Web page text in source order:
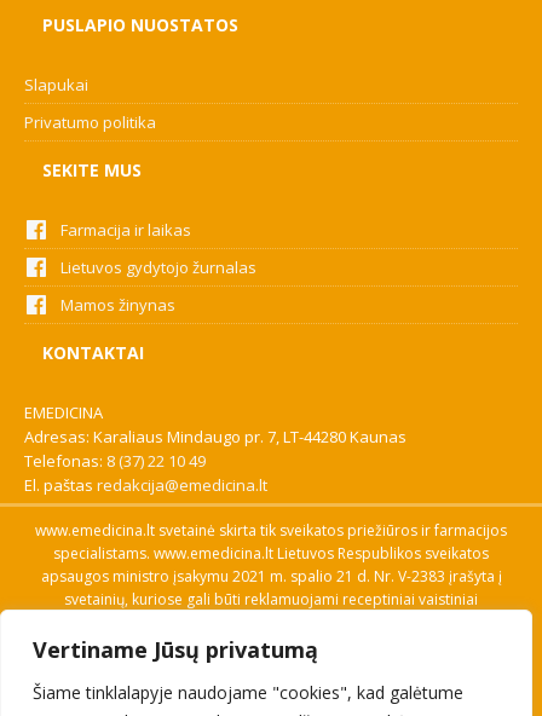
Vertiname Jūsų privatumą
Šiame tinklalapyje naudojame "cookies", kad galėtume
PUSLAPIO NUOSTATOS
Slapukai
Privatumo politika
SEKITE MUS
Farmacija ir laikas
Lietuvos gydytojo žurnalas
Mamos žinynas
KONTAKTAI
EMEDICINA
Adresas: Karaliaus Mindaugo pr. 7, LT-44280 Kaunas
Telefonas: 8 (37) 22 10 49
El. paštas redakcija@emedicina.lt
www.emedicina.lt svetainė skirta tik sveikatos priežiūros ir farmacijos
specialistams. www.emedicina.lt Lietuvos Respublikos sveikatos
apsaugos ministro įsakymu 2021 m. spalio 21 d. Nr. V-2383 įrašyta į
svetainių, kuriose gali būti reklamuojami receptiniai vaistiniai
savo profesinę kvalifikaciją. Naudingos nuorodos: Vaistų ir medicinos
pagalbos priemonių kainų paieška, VVKT tinklalapis, Sveikatos
priežiūros ar farmacijos specialisto pranešimo apie įtariamą